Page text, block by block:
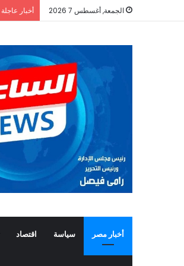
الجمعة, أغسطس 7 2026 أخبار عاجلة
أخبار مصر سياسة اقتصاد